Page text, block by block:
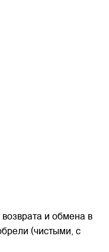
и обмена в
(чистыми, с